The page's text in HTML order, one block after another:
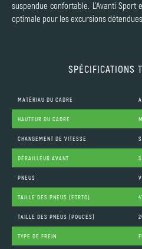
suspendue confortable. L'Avanti
optimale pour les excursions
SPÉCIFICATIONS
MATÉRIAU DU CADRE
HAUTEUR DU CADRE
CHANGEMENT DE VITESSE
DÉRAILLEUR AVANT
PNEUS
TAILLE DES PNEUS (ETRTO)
TAILLE DES PNEUS (POUCES)
TYPE DE FREIN